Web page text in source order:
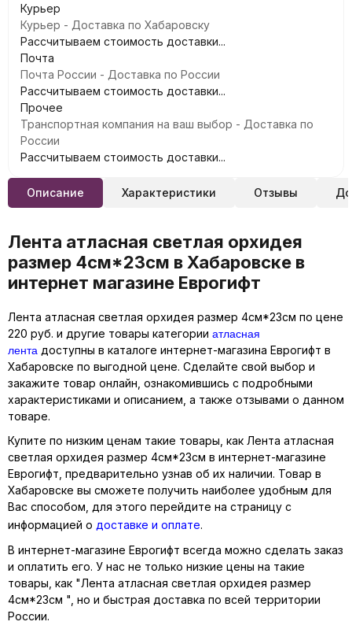
Курьер
Курьер - Доставка по Хабаровску
Рассчитываем стоимость доставки...
Почта
Почта России - Доставка по России
Рассчитываем стоимость доставки...
Прочее
Транспортная компания на ваш выбор - Доставка по
России
Рассчитываем стоимость доставки...
Описание Характеристики Отзывы
Лента атласная светлая орхидея
размер 4см*23см в Хабаровске в
интернет магазине Еврогифт
Лента атласная светлая орхидея размер 4см*23см по цене
220 руб. и другие товары категории атласная
лента доступны в каталоге интернет-магазина Еврогифт в
Хабаровске по выгодной цене. Сделайте свой выбор и
закажите товар онлайн, ознакомившись с подробными
характеристиками и описанием, а также отзывами о данном
товаре.
Купите по низким ценам такие товары, как Лента атласная
светлая орхидея размер 4см*23см в интернет-магазине
Еврогифт, предварительно узнав об их наличии. Товар в
Хабаровске вы сможете получить наиболее удобным для
Вас способом, для этого перейдите на страницу с
информацией о доставке и оплате.
В интернет-магазине Еврогифт всегда можно сделать заказ
и оплатить его. У нас не только низкие цены на такие
товары, как "Лента атласная светлая орхидея размер
4см*23см ", но и быстрая доставка по всей территории
России.